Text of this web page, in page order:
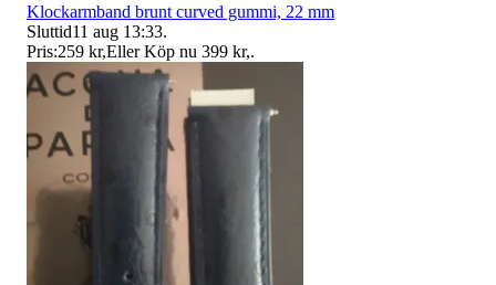
Klockarmband brunt curved gummi, 22 mm
Sluttid11 aug 13:33.
Pris:259 kr,Eller Köp nu 399 kr,.